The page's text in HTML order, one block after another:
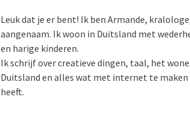
Leuk dat je er bent! Ik ben Armande,
aangenaam. Ik woon in Duitsland met
en harige kinderen.
Ik schrijf over creatieve dingen, taal, het
Duitsland en alles wat met internet te maken
heeft.